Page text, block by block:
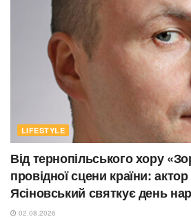
LIFESTYLE
Від тернопільського хору
провідної сцени країни:
Ясіновський святкує день
02.08.2026